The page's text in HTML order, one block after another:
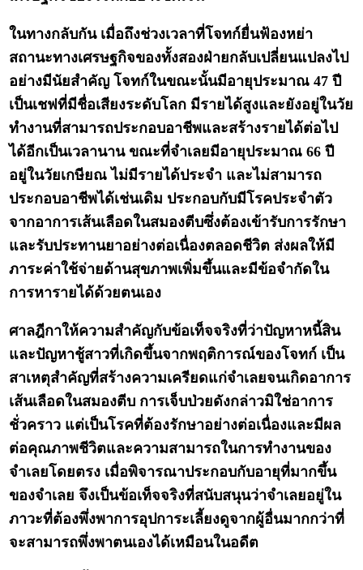
ในทางกลับกัน เมื่อถึงช่วงเวลาที่โจทก์ยื่นฟ้องหย่า
สถานะทางเศรษฐกิจของทั้งสองฝ่ายกลับเปลี่ยนแปลงไป
อย่างมีนัยสำคัญ โจทก์ในขณะนั้นมีอายุประมาณ 47 ปี
เป็นเชฟที่มีชื่อเสียงระดับโลก มีรายได้สูงและยังอยู่ในวัย
ทำงานที่สามารถประกอบอาชีพและสร้างรายได้ต่อไป
ได้อีกเป็นเวลานาน ขณะที่จำเลยมีอายุประมาณ 66 ปี
อยู่ในวัยเกษียณ ไม่มีรายได้ประจำ และไม่สามารถ
ประกอบอาชีพได้เช่นเดิม ประกอบกับมีโรคประจำตัว
จากอาการเส้นเลือดในสมองตีบซึ่งต้องเข้ารับการรักษา
และรับประทานยาอย่างต่อเนื่องตลอดชีวิต ส่งผลให้มี
ภาระค่าใช้จ่ายด้านสุขภาพเพิ่มขึ้นและมีข้อจำกัดใน
การหารายได้ด้วยตนเอง
ศาลฎีกาให้ความสำคัญกับข้อเท็จจริงที่ว่าปัญหาหนี้สิน
และปัญหาชู้สาวที่เกิดขึ้นจากพฤติการณ์ของโจทก์ เป็น
สาเหตุสำคัญที่สร้างความเครียดแก่จำเลยจนเกิดอาการ
เส้นเลือดในสมองตีบ การเจ็บป่วยดังกล่าวมิใช่อาการ
ชั่วคราว แต่เป็นโรคที่ต้องรักษาอย่างต่อเนื่องและมีผล
ต่อคุณภาพชีวิตและความสามารถในการทำงานของ
จำเลยโดยตรง เมื่อพิจารณาประกอบกับอายุที่มากขึ้น
ของจำเลย จึงเป็นข้อเท็จจริงที่สนับสนุนว่าจำเลยอยู่ใน
ภาวะที่ต้องพึ่งพาการอุปการะเลี้ยงดูจากผู้อื่นมากกว่าที่
จะสามารถพึ่งพาตนเองได้เหมือนในอดีต